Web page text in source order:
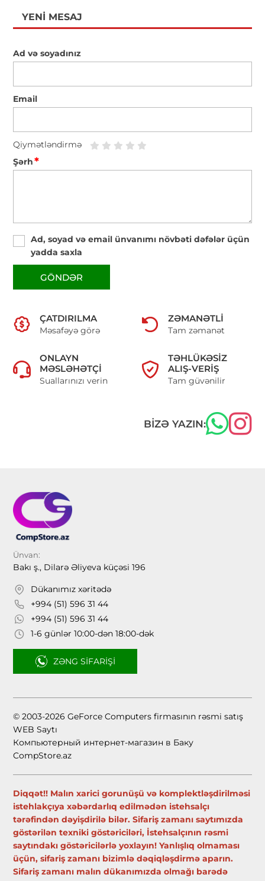
YENI MESAJ
Ad və soyadınız
Email
Qiymətləndirmə
Şərh*
Ad, soyad və email ünvanımı növbəti dəfələr üçün
yadda saxla
GÖNDƏR
ÇATDIRILMA
Məsafəyə görə
ZƏMANƏTLI
Tam zəmanət
ONLAYN
MƏSLƏHƏTÇI
Suallarınızı verin
TƏHLÜKƏSIZ
ALIŞ-VERIŞ
Tam güvənilir
BIZƏ YAZIN:
Ünvan:
Bakı ş., Dilarə Əliyeva küçəsi 196
Dükanımız xəritədə
+994 (51) 596 31 44
+994 (51) 596 31 44
1-6 günlər 10:00-dən 18:00-dək
ZƏNG SIFARIŞI
© 2003-2026 GeForce Computers firmasının rəsmi satış
WEB Saytı
Компьютерный интернет-магазин в Баку
CompStore.az
Diqqət!! Malın xarici gorunüşü və komplektləşdirilməsi
istehlakçıya xəbərdarlıq edilmədən istehsalçı
tərəfindən dəyişdirilə bilər. Sifariş zamanı saytımızda
göstərilən texniki göstəriciləri, İstehsalçının rəsmi
saytındakı göstəricilərlə yoxlayın! Yanlışlıq olmaması
üçün, sifariş zamanı bizimlə dəqiqləşdirmə aparın.
Sifariş zamanı malın dükanımızda olmağı barədə